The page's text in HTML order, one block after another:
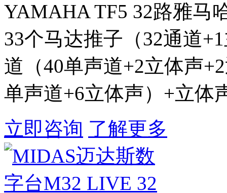
YAMAHA TF5 32路雅马
33个马达推子（32通道
道（40单声道+2立体声
单声道+6立体声）+立体
立即咨询 了解更多